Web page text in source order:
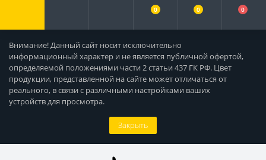
Внимание! Данный сайт носит исключительно
информационный характер и не является публичной офертой,
определяемой положениями части 2 статьи 437 ГК РФ. Цвет
продукции, представленной на сайте может отличаться от
реального, в связи с различными настройками ваших
устройств для просмотра.
Закрыть
0 0 0